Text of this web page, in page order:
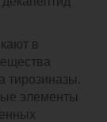
в
тирозиназы.
элементы